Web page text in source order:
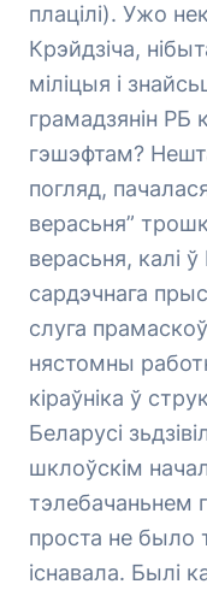
плацілі). Ужо
Крэйдзіча,
міліцыя і
грамадзянін РБ
гэшэфтам?
погляд,
верасьня”
верасьня, калі
сардэчнага
слуга
нястомны
кіраўніка ў
Беларусі
шклоўскім
тэлебачаньнем
проста не было
існавала. Былі